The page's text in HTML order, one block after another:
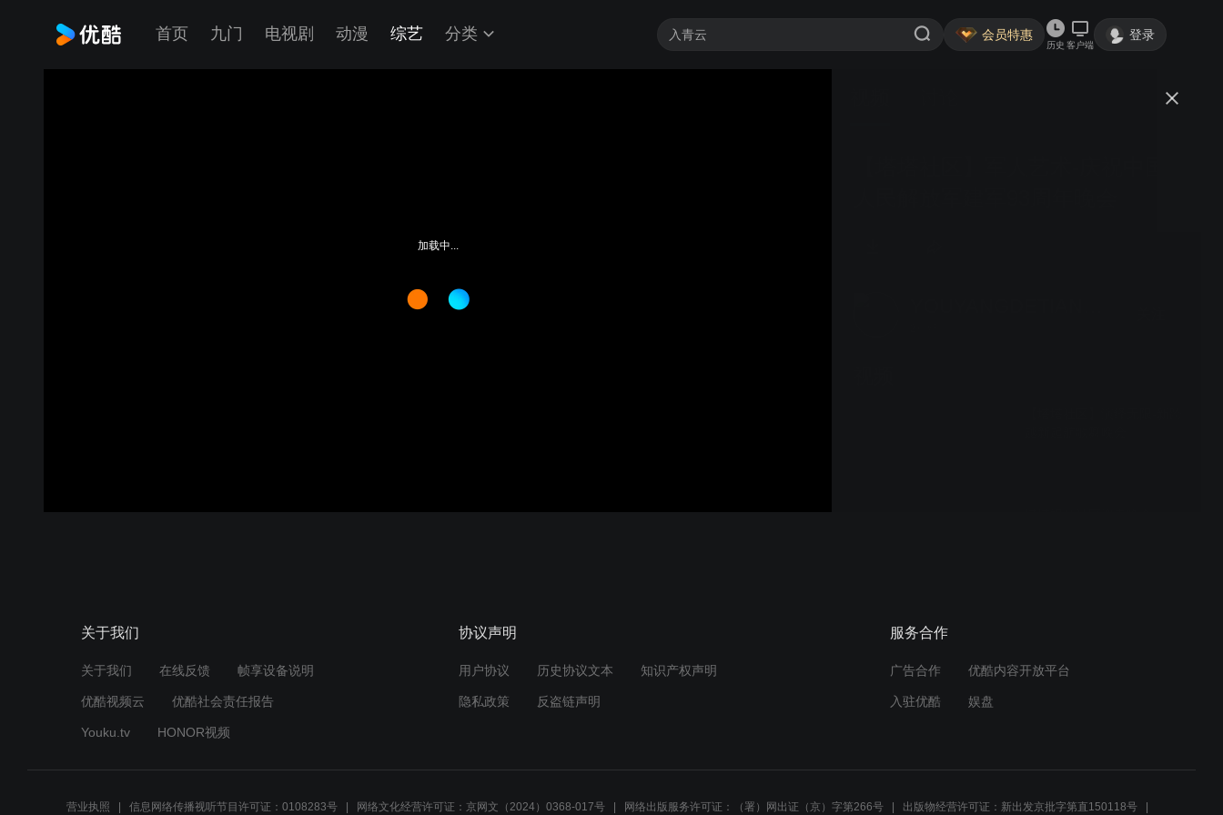
首页 九门 电视剧 动漫 综艺 分类 会员特惠
历史 客户端
登录
加载中...
关于我们
关于我们 在线反馈 帧享设备说明
优酷视频云 优酷社会责任报告
Youku.tv HONOR视频
协议声明
用户协议 历史协议文本 知识产权声明
隐私政策 反盗链声明
服务合作
广告合作 优酷内容开放平台
入驻优酷 娱盘
营业执照 信息网络传播视听节目许可证：0108283号 网络文化经营许可证：京网文（2024）0368-017号 网络出版服务许可证：（署）网出证（京）字第266号 出版物经营许可证：新出发京批字第直150118号